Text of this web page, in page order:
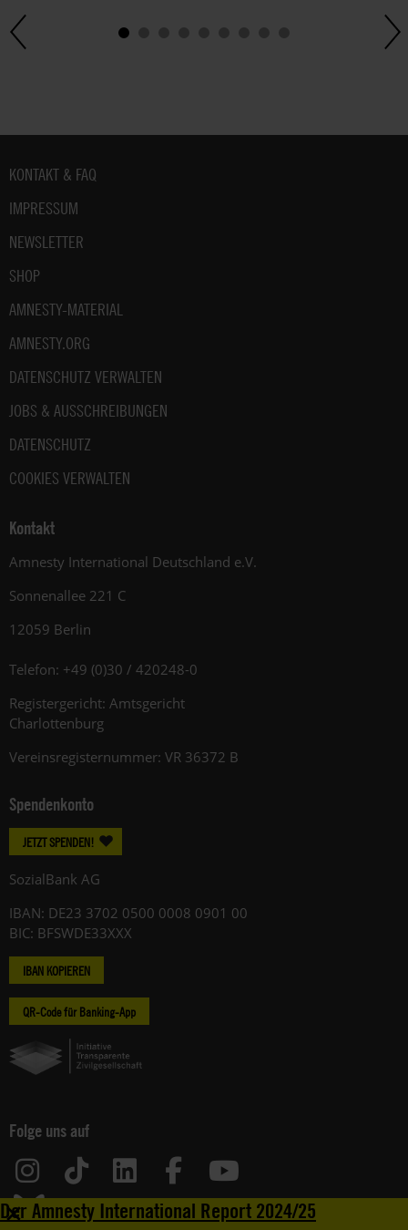
Der Amnesty International Report 2024/25
Fußbereich
KONTAKT & FAQ
IMPRESSUM
NEWSLETTER
SHOP
AMNESTY-MATERIAL
AMNESTY.ORG
DATENSCHUTZ VERWALTEN
JOBS & AUSSCHREIBUNGEN
DATENSCHUTZ
COOKIES VERWALTEN
Kontakt
Amnesty International Deutschland e.V.
Sonnenallee 221 C
12059 Berlin
Telefon: +49 (0)30 / 420248-0
Registergericht: Amtsgericht
Charlottenburg
Vereinsregisternummer: VR 36372 B
Spendenkonto
JETZT SPENDEN!
SozialBank AG
IBAN: DE23 3702 0500 0008 0901 00
BIC: BFSWDE33XXX
IBAN KOPIEREN
QR-Code für Banking-App
Folge uns auf